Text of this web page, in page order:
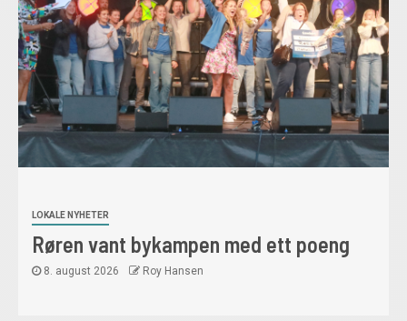
Lions hederspris til Bingen
Kvinneforening – redder kapellet